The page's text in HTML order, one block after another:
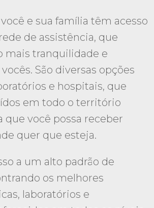
e sua família têm acesso
de assistência, que
mais tranquilidade e
São diversas opções
e hospitais, que
em todo o território
que você possa receber
quer que esteja.
a um alto padrão de
os melhores
laboratórios e